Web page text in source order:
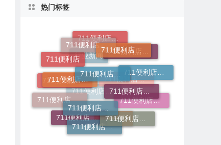
热门标签
行业新闻
711便利店加盟费用明细
711便利店加盟条件
711便利店加盟总部
711便利店加盟流程
711便利店加盟条件有哪些
711便利店
711便利店加盟官网 711便利店加盟费
711便利店加盟申请
新闻中心
711便利店利润分成模式
711便利店加盟咨询
711便利店加盟
711便利店运营支持政策
711便利店加盟电话
711便利店开店
711便利店投资金额